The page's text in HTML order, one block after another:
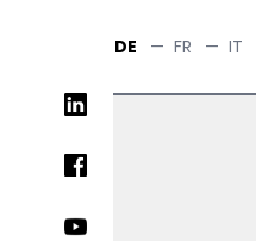
content
DE — FR — IT
Social
links